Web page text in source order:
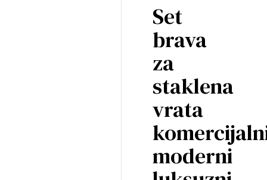
Set
brava
za
staklena
vrata
moderni